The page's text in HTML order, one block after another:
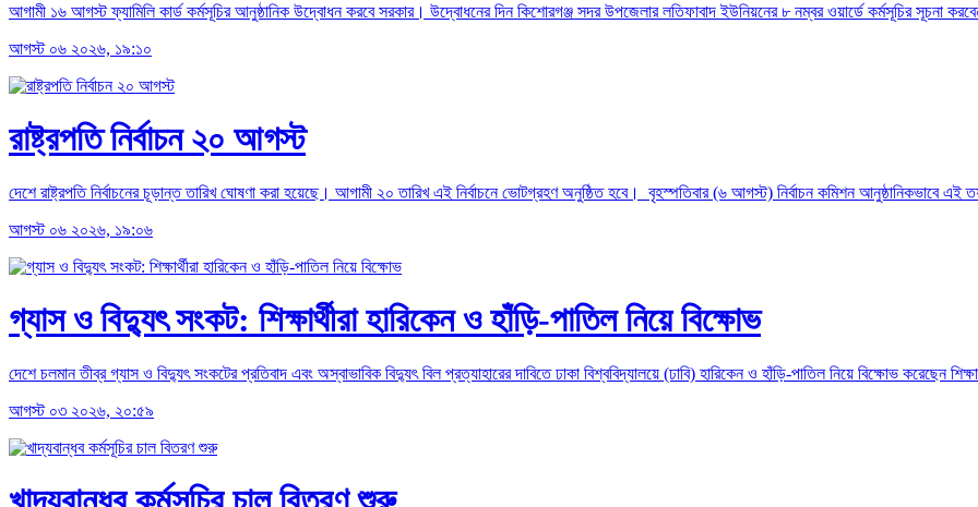
আগামী ১৬ আগস্ট ফ্যামিলি কার্ড কর্মসূচির আনুষ্ঠানিক উদ্বোধন করবে সরকার। উদ্বোধনের দিন কিশোরগঞ্জ সদর উপজেলার লতিফাবাদ ইউনিয়নের ৮ নম্বর ওয়ার্ডে কর্মসূচির সূচনা
আগস্ট ০৬ ২০২৬, ১৯:১০
রাষ্ট্রপতি নির্বাচন ২০ আগস্ট
দেশে রাষ্ট্রপতি নির্বাচনের চূড়ান্ত তারিখ ঘোষণা করা হয়েছে। আগামী ২০ তারিখ এই নির্বাচনে ভোটগ্রহণ অনুষ্ঠিত হবে। বৃহস্পতিবার (৬ আগস্ট) নির্বাচন কমিশন আনুষ্ঠানিকভাবে এই
আগস্ট ০৬ ২০২৬, ১৯:০৬
গ্যাস ও বিদ্যুৎ সংকট: শিক্ষার্থীরা হারিকেন ও হাঁড়ি-পাতিল নিয়ে বিক্ষোভ
দেশে চলমান তীব্র গ্যাস ও বিদ্যুৎ সংকটের প্রতিবাদ এবং অস্বাভাবিক বিদ্যুৎ বিল প্রত্যাহারের দাবিতে ঢাকা বিশ্ববিদ্যালয়ে (ঢাবি) হারিকেন ও হাঁড়ি-পাতিল নিয়ে বিক্ষোভ করেছেন
আগস্ট ০৩ ২০২৬, ২০:৫৯